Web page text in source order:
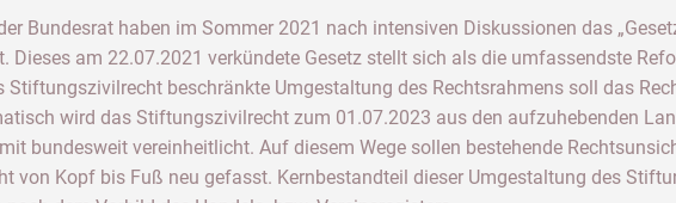
Bundesrat haben im Sommer 2021 nach intensiven Diskussionen das
Dieses am 22.07.2021 verkündete Gesetz stellt sich als die umfassendste
Stiftungszivilrecht beschränkte Umgestaltung des Rechtsrahmens soll das
wird das Stiftungszivilrecht zum 01.07.2023 aus den aufzuhebenden
bundesweit vereinheitlicht. Auf diesem Wege sollen bestehende
von Kopf bis Fuß neu gefasst. Kernbestandteil dieser Umgestaltung des